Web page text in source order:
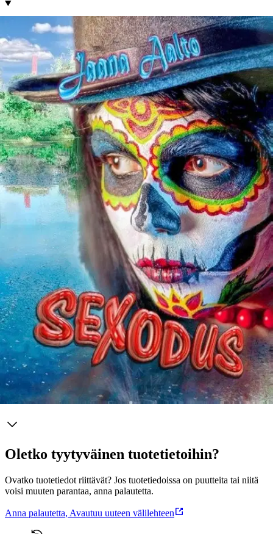
Tuotekuvaus
Eroottisen kirjallisuuden ykkönen, K-18 Päätalo-instituutin vuoden
2019 palkittu - Möllärimestari -kilpailussa kunniamaininta. Raadin
arvioita: "Sexodus on rohkea ja ujostelemattoman tarkasti kuvailtu
romaani vieteistä, aisteista ja seksuaalisuuden voimasta. Romaanissa
on lukuisia kertojahahmoja, pitkiä kuvauksia heidän ajatuksistaan ja
teoistaan. Kerronta on hengästyttävää ja mukaansatempaavaa..."
Voimista suurin - seksuaalisuus Harhoista suurin - rakkaus Heikoin
lenkki - ihminen Rakastelukohtaukset ovat pitkiä ja seikkaperäisiä
vailla alatyyliä - puoli vuosisataa sitten kirja olisi kielletty. Naisilla
on konstit ennnenaikaisen siemensyöksyn nujertamiseksi, he saavat
miehet teräsbetoniksi. Varoitus: Esitetyt lääkinnälliset keinot
rakastelukunnon kohentamiseksi vain omalla vastuulla tai lääkärin
suostumuksella. Tarinan naiset ovat suomalaisia ja filippiiniläisiä
luksusseuralaisia, taustalla rikollisuus, huumeet, kuolema, aids.
Kolme ystävystä rakastuvat järjettömästi samaan naiseen,
eliittiseuralaispalvelun pomoon Sariin. Pojilla ollut raisu, kostea,
kiihkeä nuoruus. "Yksi kaikkia ja kaikki yhtä." Löytyykö
ystävyyden rajalta povesta vedetty pistooli? Miten suhteita myllertää
voimista valtavin: naisen seksuaalisuus. Miesten nuoruuteen liittynyt
tragedia löytää selityksensä, ja totuus ei ole kaunis, niin kaunis kuin
nuoruuden rakkaus aina onkin. Huikea ja ravisteleva tarina
rakkaudesta, seksistä, valinnoista, kuolemasta. Uusia näkökantoja
luova hämmentävä lukukokemus ihmismielestä. Mahal kita Mag-
seks tayo! Hindi bale www.jaanaaalto.com
Näytä lisää tuotekuvausta
Ominaisuudet
Oletko tyytyväinen tuotetietoihin?
Ovatko tuotetiedot riittävät? Jos tuotetiedoissa on puutteita tai niitä
voisi muuten parantaa, anna palautetta.
Anna palautetta, Avautuu uuteen välilehteen